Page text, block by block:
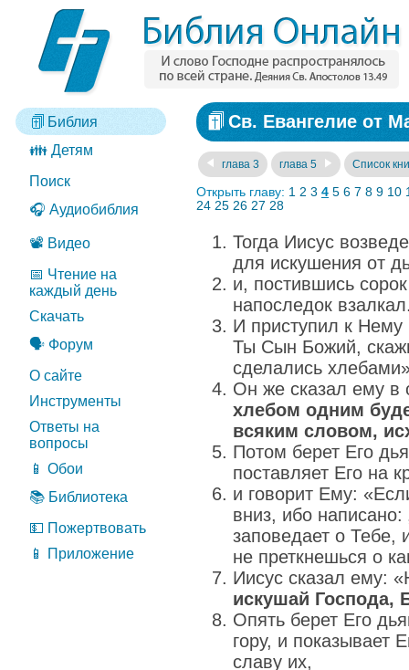
Библия
👪 Детям
Поиск
🎧 Аудиобиблия
📽️ Видео
📅 Чтение на
каждый день
Скачать
🗣️ Форум
О сайте
Инструменты
Ответы на
вопросы
📱 Обои
📚 Библиотека
💵 Пожертвовать
📱 Приложение
Св. Евангелие от
глава 3 глава 5 Список
Открыть главу: 1 2 3 4 5 6 7 8 9 10
24 25 26 27 28
Тогда Иисус
для искушения от
и, постившись
напоследок
И приступил к Нему
Ты Сын Божий,
сделались
Он же сказал ему в
хлебом одним
всяким словом,
Потом берет Его
поставляет Его на
и говорит Ему:
вниз, ибо
заповедает о Тебе,
не преткнешься о
Иисус сказал ему:
искушай Господа,
Опять берет Его
гору, и показывает
славу их,